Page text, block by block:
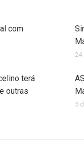
com
24
terá
outras
5